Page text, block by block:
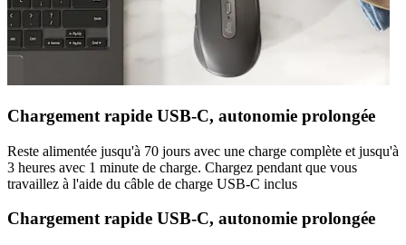
Chargement rapide USB-C, autonomie prolongée
Reste alimentée jusqu'à 70 jours avec une charge complète et jusqu'à
3 heures avec 1 minute de charge. Chargez pendant que vous
travaillez à l'aide du câble de charge USB-C inclus
Chargement rapide USB-C, autonomie prolongée